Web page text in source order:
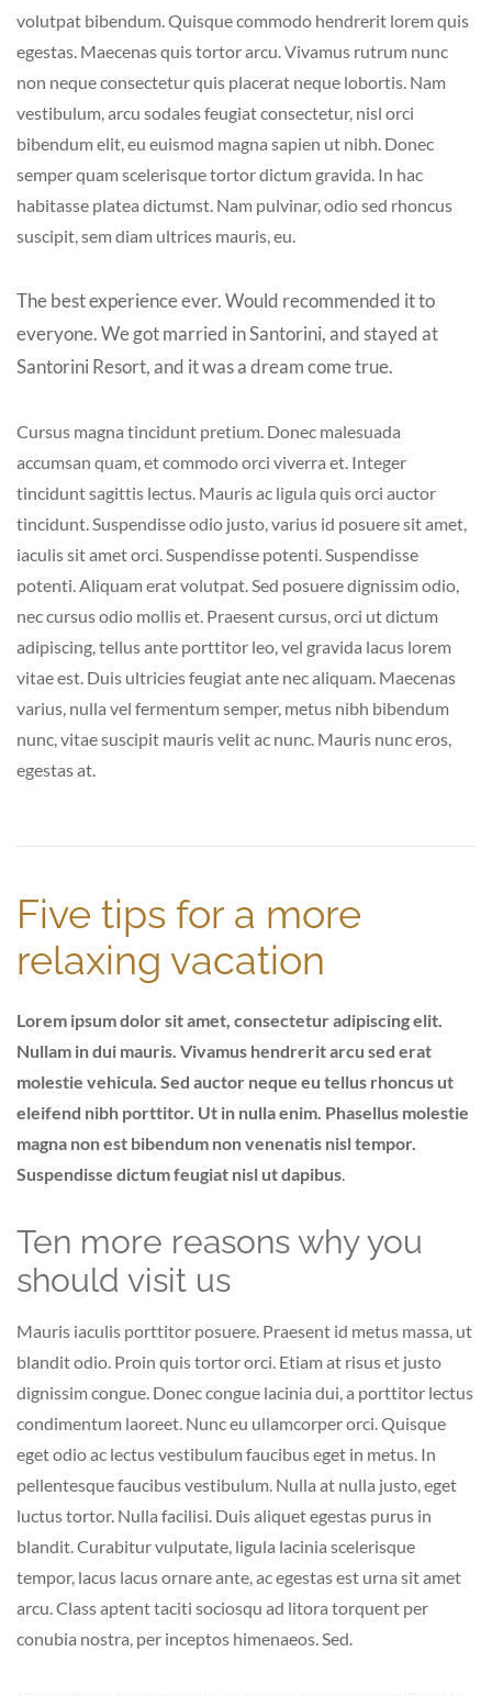
volutpat bibendum. Quisque commodo hendrerit lorem quis
egestas. Maecenas quis tortor arcu. Vivamus rutrum nunc
non neque consectetur quis placerat neque lobortis. Nam
vestibulum, arcu sodales feugiat consectetur, nisl orci
bibendum elit, eu euismod magna sapien ut nibh. Donec
semper quam scelerisque tortor dictum gravida. In hac
habitasse platea dictumst. Nam pulvinar, odio sed rhoncus
suscipit, sem diam ultrices mauris, eu.
The best experience ever. Would recommended it to
everyone. We got married in Santorini, and stayed at
Santorini Resort, and it was a dream come true.
Cursus magna tincidunt pretium. Donec malesuada
accumsan quam, et commodo orci viverra et. Integer
tincidunt sagittis lectus. Mauris ac ligula quis orci auctor
tincidunt. Suspendisse odio justo, varius id posuere sit amet,
iaculis sit amet orci. Suspendisse potenti. Suspendisse
potenti. Aliquam erat volutpat. Sed posuere dignissim odio,
nec cursus odio mollis et. Praesent cursus, orci ut dictum
adipiscing, tellus ante porttitor leo, vel gravida lacus lorem
vitae est. Duis ultricies feugiat ante nec aliquam. Maecenas
varius, nulla vel fermentum semper, metus nibh bibendum
nunc, vitae suscipit mauris velit ac nunc. Mauris nunc eros,
egestas at.
Five tips for a more
relaxing vacation
Lorem ipsum dolor sit amet, consectetur adipiscing elit.
Nullam in dui mauris. Vivamus hendrerit arcu sed erat
molestie vehicula. Sed auctor neque eu tellus rhoncus ut
eleifend nibh porttitor. Ut in nulla enim. Phasellus molestie
magna non est bibendum non venenatis nisl tempor.
Suspendisse dictum feugiat nisl ut dapibus.
Ten more reasons why you
should visit us
Mauris iaculis porttitor posuere. Praesent id metus massa, ut
blandit odio. Proin quis tortor orci. Etiam at risus et justo
dignissim congue. Donec congue lacinia dui, a porttitor lectus
condimentum laoreet. Nunc eu ullamcorper orci. Quisque
eget odio ac lectus vestibulum faucibus eget in metus. In
pellentesque faucibus vestibulum. Nulla at nulla justo, eget
luctus tortor. Nulla facilisi. Duis aliquet egestas purus in
blandit. Curabitur vulputate, ligula lacinia scelerisque
tempor, lacus lacus ornare ante, ac egestas est urna sit amet
arcu. Class aptent taciti sociosqu ad litora torquent per
conubia nostra, per inceptos himenaeos. Sed.